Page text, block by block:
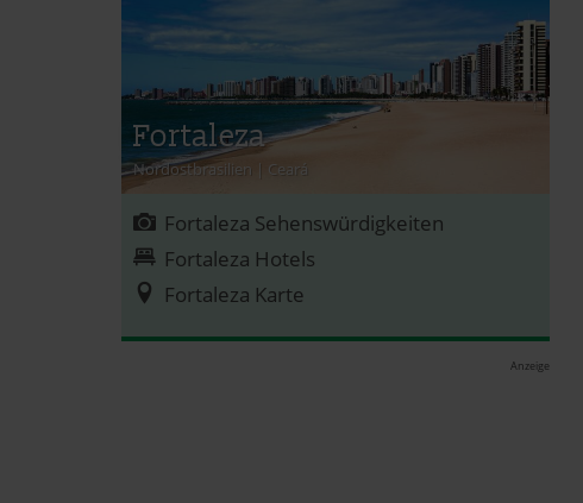
Fortaleza
Nordostbrasilien | Ceará
Fortaleza Sehenswürdigkeiten
Fortaleza Hotels
Fortaleza Karte
Anzeige